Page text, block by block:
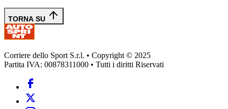
TORNA SU
Corriere dello Sport S.r.l. • Copyright © 2025
Partita IVA: 00878311000 • Tutti i diritti Riservati